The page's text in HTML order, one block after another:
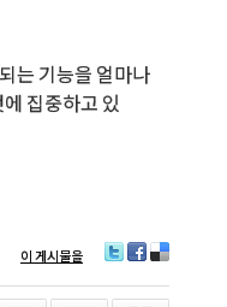
는 기능을 얼마나
집중하고 있
이 게시물을
wiaceli